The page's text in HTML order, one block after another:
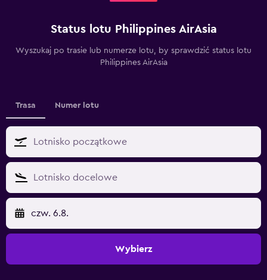
Status lotu Philippines AirAsia
Wyszukaj po trasie lub numerze lotu, by sprawdzić status lotu
Philippines AirAsia
Trasa Numer lotu
czw. 6.8.
Wybierz